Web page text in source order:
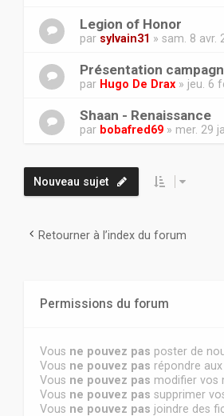
Legion of Honor
par sylvain31 » sam. 8 avr.
Présentation
par Hugo De Drax » jeu. 6
Shaan - Renaissance
par bobafred69 » mer. 29
Nouveau sujet
Retourner à l’index du forum
Permissions du forum
Vous ne pouvez pas poster de
Vous ne pouvez pas répondre
Vous ne pouvez pas modifier vos
Vous ne pouvez pas supprimer
Vous ne pouvez pas joindre des